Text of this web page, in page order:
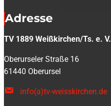
Adresse
TV 1889 Weißkirchen/Ts. e. V.
Oberurseler Straße 16
61440 Oberursel
info(a)tv-weisskirchen.de